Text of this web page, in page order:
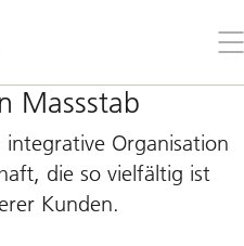
Sie
Massstab
Organisation
die so vielfältig ist
Kunden.